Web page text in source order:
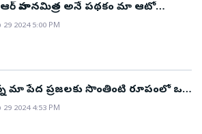
వాహనమిత్ర అనే పథకం మా ఆటో
ఒక వరం..!
2024 5:00 PM
మా పేద ప్రజలకు సొంతింటి రూపంలో ఒక
2024 4:53 PM